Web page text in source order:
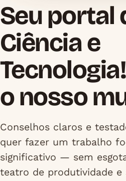
Seu portal
Ciência e
o nosso
Conselhos claros e
quer fazer um trabalho
significativo — sem
teatro de produtividade e